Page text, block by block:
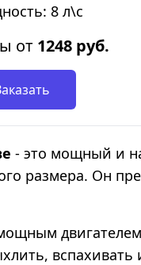
8 л\с
от 1248 руб.
- это мощный и
размера. Он